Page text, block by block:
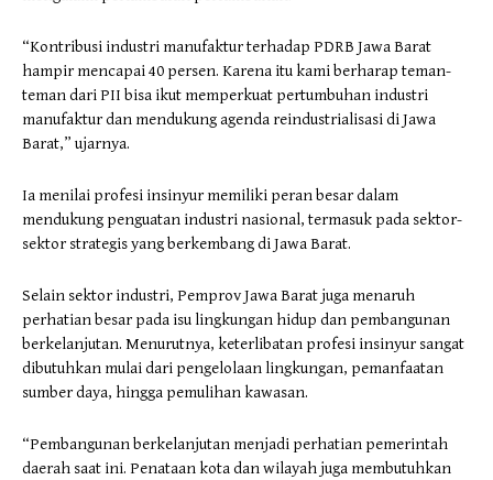
“Kontribusi industri manufaktur terhadap PDRB Jawa Barat
hampir mencapai 40 persen. Karena itu kami berharap teman-
teman dari PII bisa ikut memperkuat pertumbuhan industri
manufaktur dan mendukung agenda reindustrialisasi di Jawa
Barat,” ujarnya.
Ia menilai profesi insinyur memiliki peran besar dalam
mendukung penguatan industri nasional, termasuk pada sektor-
sektor strategis yang berkembang di Jawa Barat.
Selain sektor industri, Pemprov Jawa Barat juga menaruh
perhatian besar pada isu lingkungan hidup dan pembangunan
berkelanjutan. Menurutnya, keterlibatan profesi insinyur sangat
dibutuhkan mulai dari pengelolaan lingkungan, pemanfaatan
sumber daya, hingga pemulihan kawasan.
“Pembangunan berkelanjutan menjadi perhatian pemerintah
daerah saat ini. Penataan kota dan wilayah juga membutuhkan